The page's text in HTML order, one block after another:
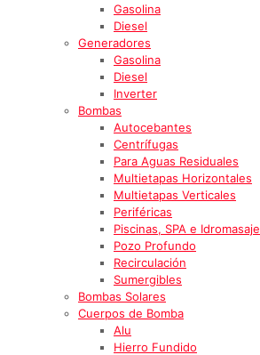
Gasolina
Diesel
Generadores
Gasolina
Diesel
Inverter
Bombas
Autocebantes
Centrífugas
Para Aguas Residuales
Multietapas Horizontales
Multietapas Verticales
Periféricas
Piscinas, SPA e Idromasaje
Pozo Profundo
Recirculación
Sumergibles
Bombas Solares
Cuerpos de Bomba
Alu
Hierro Fundido